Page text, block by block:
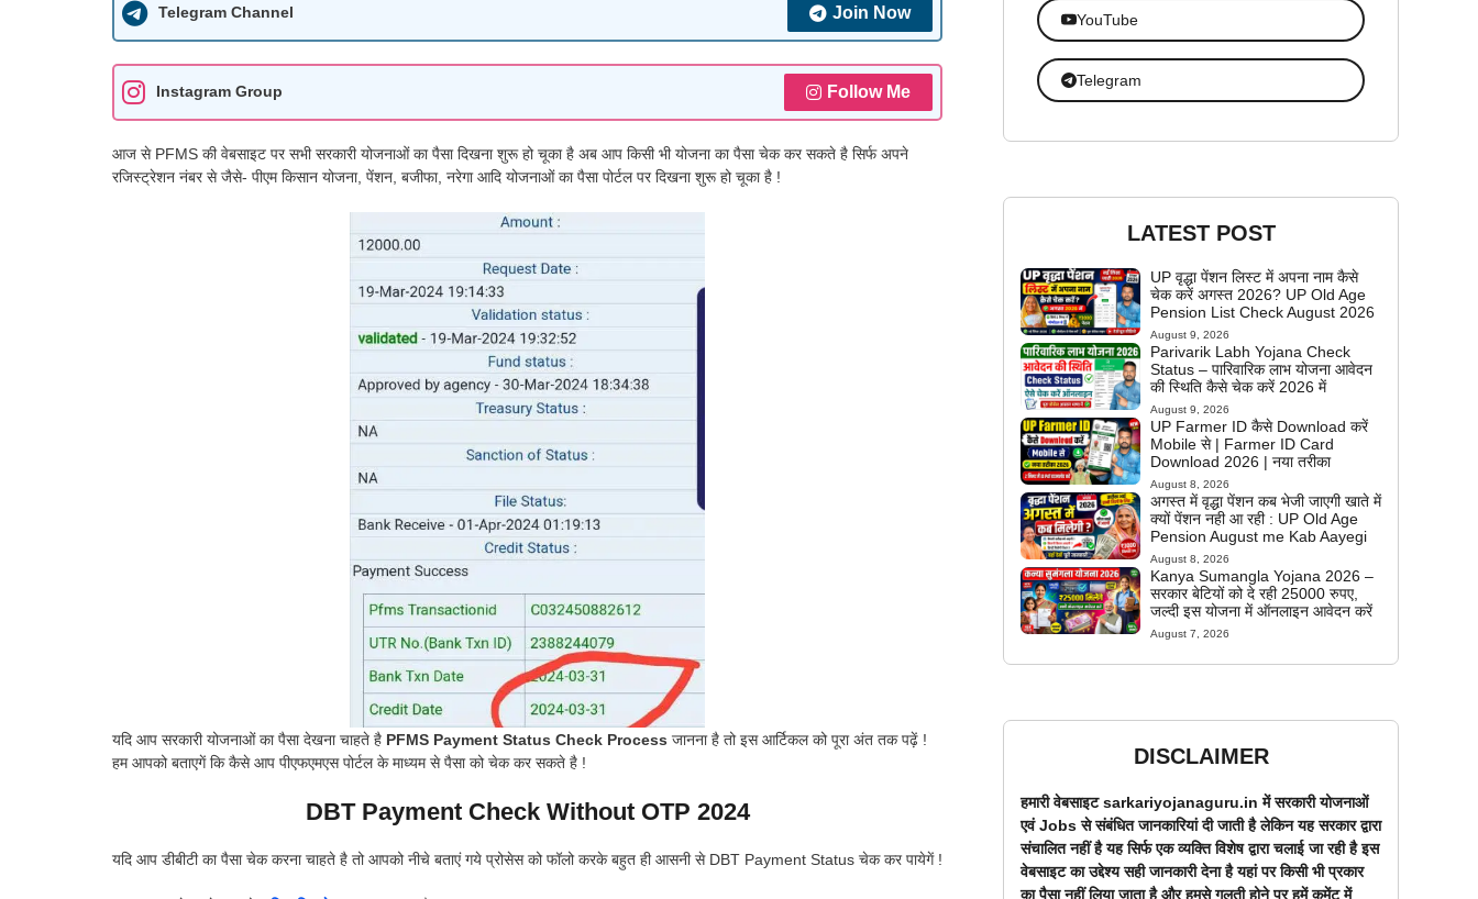
Telegram Channel Join Now
Instagram Group Follow Me
आज से PFMS की वेबसाइट पर सभी सरकारी योजनाओं का पैसा दिखना शुरू हो चूका है अब आप किसी भी योजना का पैसा चेक कर सकते है सिर्फ अपने
रजिस्ट्रेशन नंबर से जैसे- पीएम किसान योजना, पेंशन, बजीफा, नरेगा आदि योजनाओं का पैसा पोर्टल पर दिखना शुरू हो चूका है !
यदि आप सरकारी योजनाओं का पैसा देखना चाहते है PFMS Payment Status Check Process जानना है तो इस आर्टिकल को पूरा अंत तक पढ़ें !
हम आपको बताएगें कि कैसे आप पीएफएमएस पोर्टल के माध्यम से पैसा को चेक कर सकते है !
DBT Payment Check Without OTP 2024
यदि आप डीबीटी का पैसा चेक करना चाहते है तो आपको नीचे बताएं गये प्रोसेस को फॉलो करके बहुत ही आसनी से DBT Payment Status चेक कर पायेगें !
YouTube
Telegram
LATEST POST
UP वृद्धा पेंशन लिस्ट में अपना नाम कैसे
चेक करें अगस्त 2026? UP Old Age
Pension List Check August 2026
August 9, 2026
Parivarik Labh Yojana Check
Status – पारिवारिक लाभ योजना आवेदन
की स्थिति कैसे चेक करें 2026 में
August 9, 2026
UP Farmer ID कैसे Download करें
Mobile से | Farmer ID Card
Download 2026 | नया तरीका
August 8, 2026
अगस्त में वृद्धा पेंशन कब भेजी जाएगी खाते में
क्यों पेंशन नही आ रही : UP Old Age
Pension August me Kab Aayegi
August 8, 2026
Kanya Sumangla Yojana 2026 –
सरकार बेटियों को दे रही 25000 रुपए,
जल्दी इस योजना में ऑनलाइन आवेदन करें
August 7, 2026
DISCLAIMER
हमारी वेबसाइट sarkariyojanaguru.in में सरकारी योजनाओं
एवं Jobs से संबंधित जानकारियां दी जाती है लेकिन यह सरकार द्वारा
संचालित नहीं है यह सिर्फ एक व्यक्ति विशेष द्वारा चलाई जा रही है इस
वेबसाइट का उद्देश्य सही जानकारी देना है यहां पर किसी भी प्रकार
का पैसा नहीं लिया जाता है और हमसे गलती होने पर हमें कमेंट में